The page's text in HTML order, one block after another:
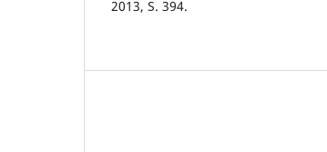
2013, S. 394.